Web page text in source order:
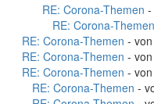
RE: Corona-Themen -
RE: Corona-Themen
RE: Corona-Themen - von
RE: Corona-Themen - von
RE: Corona-Themen - von
RE: Corona-Themen -